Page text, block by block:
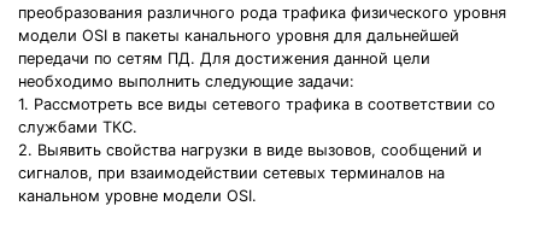
преобразования различного рода трафика физического уровня
модели OSI в пакеты канального уровня для дальнейшей
передачи по сетям ПД. Для достижения данной цели
необходимо выполнить следующие задачи:
1. Рассмотреть все виды сетевого трафика в соответствии со
службами ТКС.
2. Выявить свойства нагрузки в виде вызовов, сообщений и
сигналов, при взаимодействии сетевых терминалов на
канальном уровне модели OSI.